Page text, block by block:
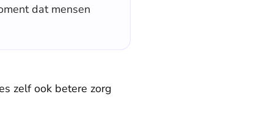
dat mensen
zelf ook betere zorg